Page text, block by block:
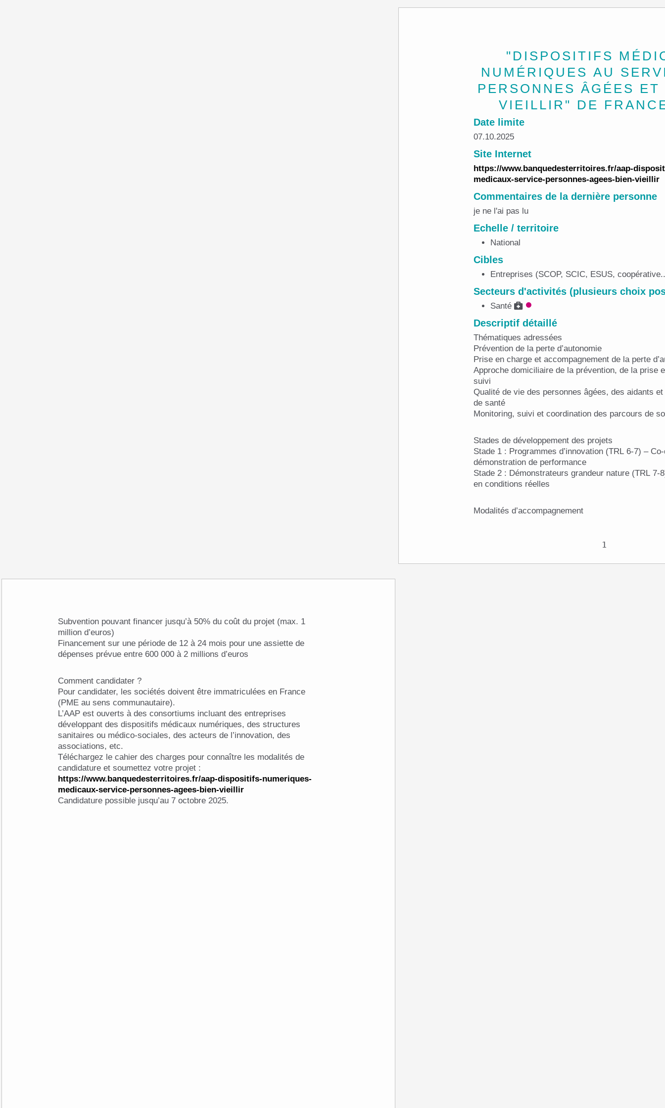
"DISPOSITIFS
NUMÉRIQUES AU
PERSONNES ÂGÉES
VIEILLIR" DE
Date limite
07.10.2025
Site Internet
https://www.banquedesterritoires.fr/aap-
medicaux-service-personnes-agees-bien-vieillir
Commentaires de la dernière personne
je ne l'ai pas lu
Echelle / territoire
National
Cibles
Entreprises (SCOP, SCIC, ESUS,
Secteurs d'activités (plusieurs choix
Santé
Descriptif détaillé
Thématiques adressées
Prévention de la perte d’autonomie
Prise en charge et accompagnement de la perte
Approche domiciliaire de la prévention, de la prise
suivi
Qualité de vie des personnes âgées, des aidants
de santé
Monitoring, suivi et coordination des parcours de
Stades de développement des projets
Stade 1 : Programmes d’innovation (TRL 6-7) –
démonstration de performance
Stade 2 : Démonstrateurs grandeur nature (TRL 7-
en conditions réelles
Modalités d’accompagnement
Subvention pouvant financer jusqu’à 50% du coût du projet (max. 1
million d’euros)
Financement sur une période de 12 à 24 mois pour une assiette de
dépenses prévue entre 600 000 à 2 millions d’euros
Comment candidater ?
Pour candidater, les sociétés doivent être immatriculées en France
(PME au sens communautaire).
L’AAP est ouverts à des consortiums incluant des entreprises
développant des dispositifs médicaux numériques, des structures
sanitaires ou médico-sociales, des acteurs de l’innovation, des
associations, etc.
Téléchargez le cahier des charges pour connaître les modalités de
candidature et soumettez votre projet :
https://www.banquedesterritoires.fr/aap-dispositifs-numeriques-
medicaux-service-personnes-agees-bien-vieillir
Candidature possible jusqu’au 7 octobre 2025.